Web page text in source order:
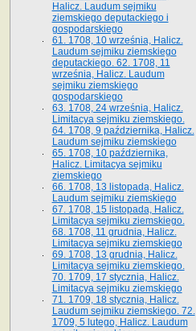
Halicz. Laudum sejmiku
ziemskiego deputackiego i
gospodarskiego
61. 1708, 10 września, Halicz.
Laudum sejmiku ziemskiego
deputackiego. 62. 1708, 11
września, Halicz. Laudum
sejmiku ziemskiego
gospodarskiego
63. 1708, 24 września, Halicz.
Limitacya sejmiku ziemskiego.
64. 1708, 9 października, Halicz.
Laudum sejmiku ziemskiego
65­. 1708, 10 października,
Halicz. Limitacya sejmiku
ziemskiego
66. 1708, 13 listopada, Halicz.
Laudum sejmiku ziemskiego
67. 1708, 15 listopada, Halicz.
Limitacya sejmiku ziemskiego.
68. 1708, 11 grudnia, Halicz.
Limitacya sejmiku ziemskiego
69. 1708, 13 grudnia, Halicz.
Limitacya sejmiku ziemskiego.
70. 1709, 17 stycznia, Halicz.
Limitacya sejmiku ziemskiego
71. 1709, 18 stycznia, Halicz.
Laudum sejmiku ziemskiego. 72.
1709, 5 lutego, Halicz. Laudum